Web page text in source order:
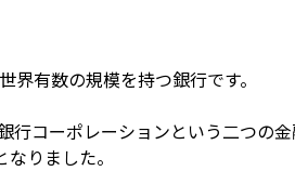
有数の規模を持つ銀行です。
コーポレーションという二つの
りました。